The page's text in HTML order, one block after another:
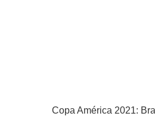
Copa América 2021: